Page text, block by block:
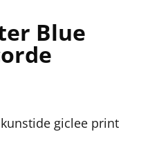
Blue
giclee print